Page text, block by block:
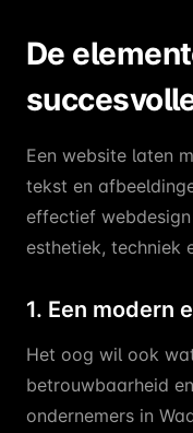
De
Een website laten
tekst en
effectief
esthetiek, techniek
1. Een modern
Het oog wil ook
betrouwbaarheid
ondernemers in